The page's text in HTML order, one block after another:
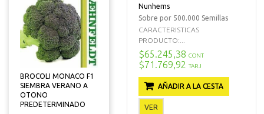
BROCOLI MONACO F1
SIEMBRA VERANO A
OTONO
PREDETERMINADO
Nunhems
Sobre por 500.000 Semillas
CARACTERISTICAS
PRODUCTO:...
$65.245,38 CONT
$71.769,92 TARJ
AÑADIR A LA CESTA
VER